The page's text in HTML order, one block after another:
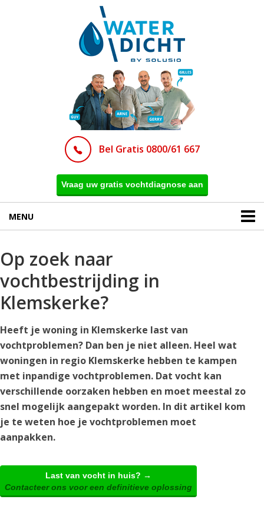
Bel Gratis 0800/61 667
Vraag uw gratis vochtdiagnose aan
MENU
Op zoek naar
vochtbestrijding in
Klemskerke?
Heeft je woning in Klemskerke last van
vochtproblemen? Dan ben je niet alleen. Heel wat
woningen in regio Klemskerke hebben te kampen
met inpandige vochtproblemen. Dat vocht kan
verschillende oorzaken hebben en moet meestal zo
snel mogelijk aangepakt worden. In dit artikel kom
je te weten hoe je vochtproblemen moet
aanpakken.
Last van vocht in huis? →
Contacteer ons voor een definitieve oplossing